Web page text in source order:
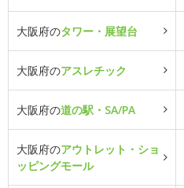
大阪府のタワー・展望台
大阪府のアスレチック
大阪府の道の駅・SA/PA
大阪府のアウトレット・ショ
ッピングモール